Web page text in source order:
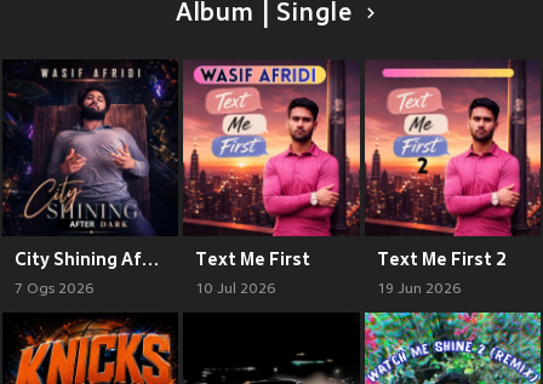
Album | Single
City Shining After Dark
7 Ogs 2026
Text Me First
10 Jul 2026
Text Me First 2
19 Jun 2026